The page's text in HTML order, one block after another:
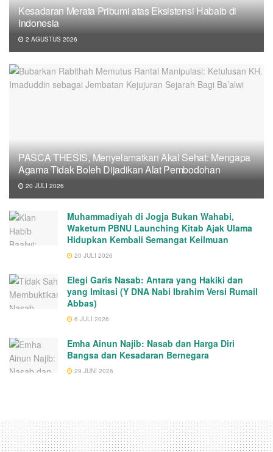
Kesadaran Merata Pribumi atas Eksistensi Habaib di
Indonesia
2 AGUSTUS 2026
PASCA THESIS, Menyelamatkan Akal Sehat: Mengapa
Agama Tidak Boleh Dijadikan Alat Pembodohan
20 JULI 2026
Muhammadiyah di Jogja Bukan Wahabi,
Waketum PBNU Launching Kitab Ajak Ulama
Hidupkan Kembali Semangat Keilmuan
20 JULI 2026
Elegi Garis Nasab: Antara yang Hakiki dan
yang Imitasi (Y DNA Nabi Ibrahim Versi Rumail
Abbas)
6 JULI 2026
Emha Ainun Najib: Nasab dan Harga Diri
Bangsa dan Kesadaran Bernegara
29 JUNI 2026